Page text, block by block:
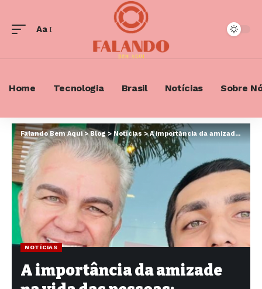
Font
Aa
Home Tecnologia Brasil Notícias Sobre
Falando Bem Aqui>Blog> Notícias >A importância da amizade na vida das pessoas: benefícios para a mente e para o corpo
NOTÍCIAS
A importância da amizade